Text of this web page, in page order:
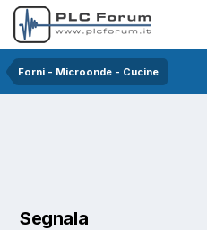
Forni - Microonde - Cucine
Segnala